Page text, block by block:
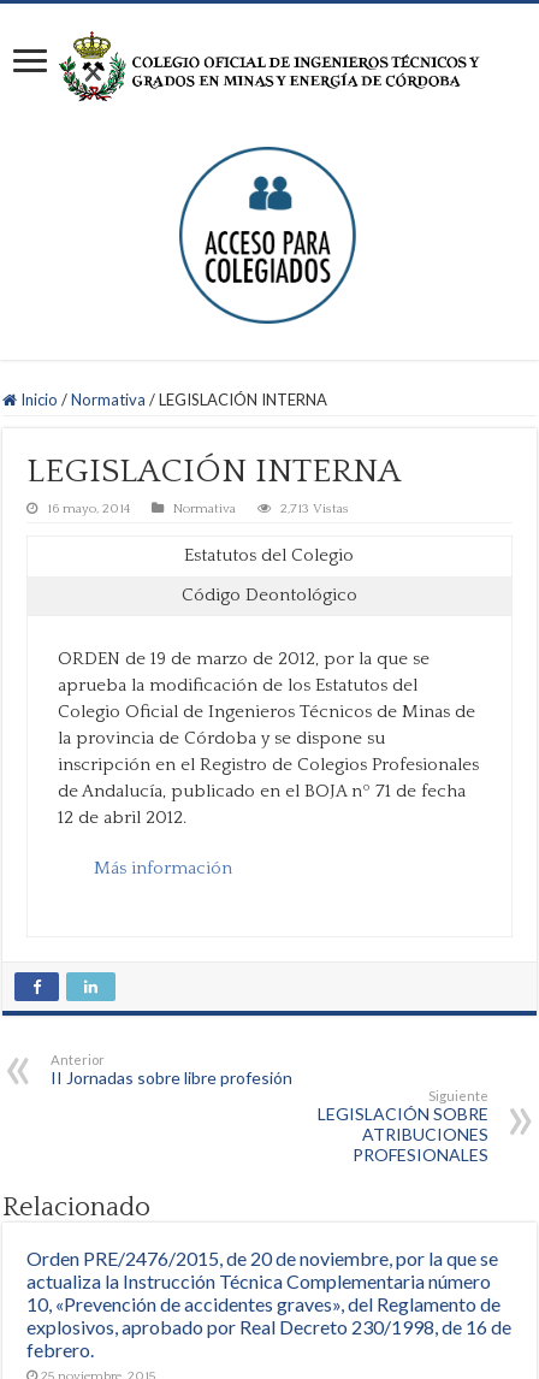
Inicio / Normativa / LEGISLACIÓN INTERNA
LEGISLACIÓN INTERNA
16 mayo, 2014 Normativa 2,713 Vistas
Estatutos del Colegio
Código Deontológico
ORDEN de 19 de marzo de 2012, por la que se
aprueba la modificación de los Estatutos del
Colegio Oficial de Ingenieros Técnicos de Minas de
la provincia de Córdoba y se dispone su
inscripción en el Registro de Colegios Profesionales
de Andalucía, publicado en el BOJA nº 71 de fecha
12 de abril 2012.
Más información
Anterior
II Jornadas sobre libre profesión
Siguiente
LEGISLACIÓN SOBRE
ATRIBUCIONES
PROFESIONALES
Relacionado
Orden PRE/2476/2015, de 20 de noviembre, por la que se
actualiza la Instrucción Técnica Complementaria número
10, «Prevención de accidentes graves», del Reglamento de
explosivos, aprobado por Real Decreto 230/1998, de 16 de
febrero.